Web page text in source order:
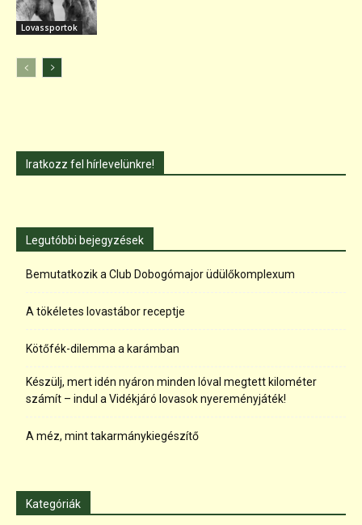
Lovassportok
Iratkozz fel hírlevelünkre!
Legutóbbi bejegyzések
Bemutatkozik a Club Dobogómajor üdülőkomplexum
A tökéletes lovastábor receptje
Kötőfék-dilemma a karámban
Készülj, mert idén nyáron minden lóval megtett kilométer
számít – indul a Vidékjáró lovasok nyereményjáték!
A méz, mint takarmánykiegészítő
Kategóriák